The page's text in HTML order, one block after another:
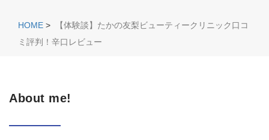
HOME >
【体験談】たかの友梨ビューティークリニック口コ
ミ評判！辛口レビュー
About me!